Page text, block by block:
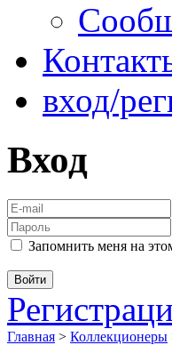
вход/
Вход
Запомнить меня на
Главная > Коллекционеры